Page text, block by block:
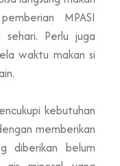
MPASI
Perlu juga
waktu makan si
kebutuhan
memberikan
diberikan belum